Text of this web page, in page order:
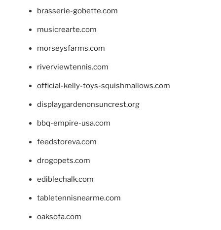
brasserie-gobette.com
musicrearte.com
morseysfarms.com
riverviewtennis.com
official-kelly-toys-squishmallows.com
displaygardenonsuncrest.org
bbq-empire-usa.com
feedstoreva.com
drogopets.com
ediblechalk.com
tabletennisnearme.com
oaksofa.com